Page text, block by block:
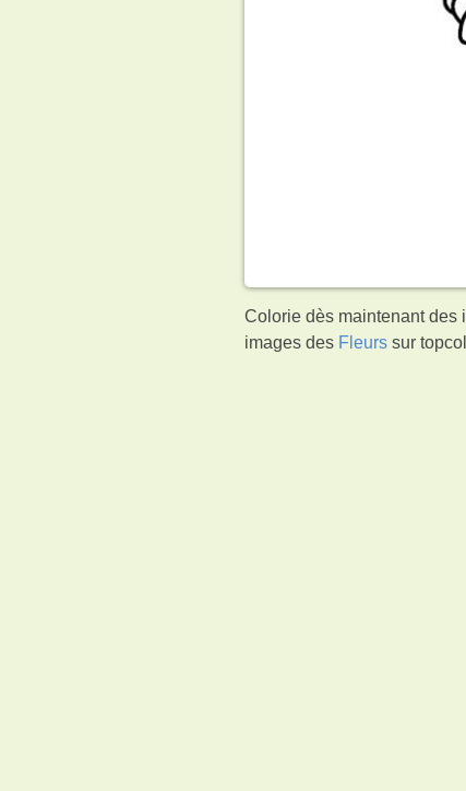
Colorie dès maintenant des
images des Fleurs sur